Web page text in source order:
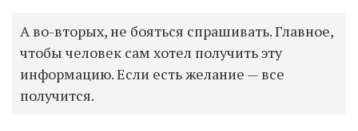
А во-вторых, не бояться спрашивать. Главное,
чтобы человек сам хотел получить эту
информацию. Если есть желание — все
получится.